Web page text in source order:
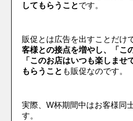
してもらうことです。
販促とは広告を出すことだけ
客様との接点を増やし、「こ
「このお店はいつも楽しませ
もらうこと も販促なのです。
実際、W杯期間中はお客様同
す。